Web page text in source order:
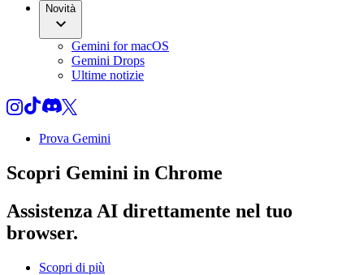
Novità
Gemini for macOS
Gemini Drops
Ultime notizie
Prova Gemini
Scopri Gemini in Chrome
Assistenza AI direttamente nel tuo
browser.
Scopri di più